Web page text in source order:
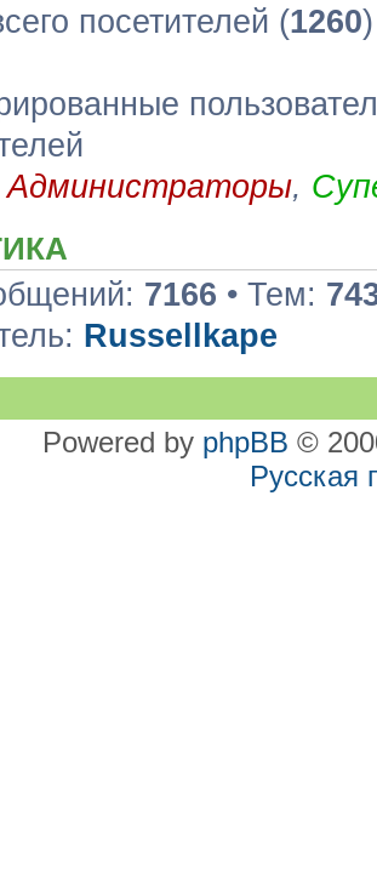
посетителей (1260
Администраторы,
7166 • Тем:
Russellkape
Powered by phpBB ©
Русская